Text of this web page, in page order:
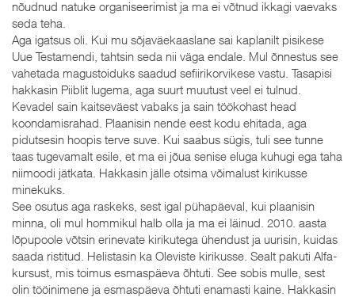
nõudnud natuke organiseerimist ja ma ei võtnud ikkagi vaevaks
seda teha.
Aga igatsus oli. Kui mu sõjaväekaaslane sai kaplanilt pisikese
Uue Testamendi, tahtsin seda nii väga endale. Mul õnnestus see
vahetada magustoiduks saadud sefiirikorvikese vastu. Tasapisi
hakkasin Piiblit lugema, aga suurt muutust veel ei tulnud.
Kevadel sain kaitseväest vabaks ja sain töökohast head
koondamisrahad. Plaanisin nende eest kodu ehitada, aga
pidutsesin hoopis terve suve. Kui saabus sügis, tuli see tunne
taas tugevamalt esile, et ma ei jõua senise eluga kuhugi ega taha
niimoodi jätkata. Hakkasin jälle otsima võimalust kirikusse
minekuks.
See osutus aga raskeks, sest igal pühapäeval, kui plaanisin
minna, oli mul hommikul halb olla ja ma ei läinud. 2010. aasta
lõpupoole võtsin erinevate kirikutega ühendust ja uurisin, kuidas
saada ristitud. Helistasin ka Oleviste kirikusse. Sealt pakuti Alfa-
kursust, mis toimus esmaspäeva õhtuti. See sobis mulle, sest
olin tööinimene ja esmaspäeva õhtuti enamasti kaine. Hakkasin